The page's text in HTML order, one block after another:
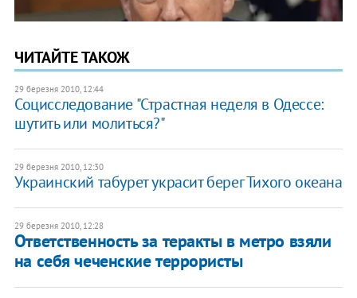
ЧИТАЙТЕ ТАКОЖ
29 березня 2010, 12:44
Социсследование "Страстная неделя в Одессе:
шутить или молиться?"
29 березня 2010, 12:30
Украинский табурет украсит берег Тихого океана
29 березня 2010, 12:28
Ответственность за теракты в метро взяли
на себя чеченские террористы